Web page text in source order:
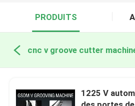
PRODUITS
1225 V